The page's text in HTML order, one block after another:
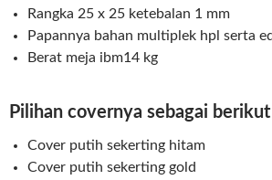
Rangka 25 x 25 ketebalan 1 mm
Papannya bahan multiplek hpl serta
Berat meja ibm14 kg
Pilihan covernya sebagai berikut
Cover putih sekerting hitam
Cover putih sekerting gold